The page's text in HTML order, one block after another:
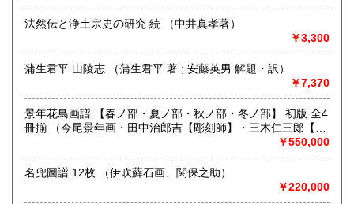
京都線河原町駅
定休日：日曜日
メール、お電話など、お気軽にお問い合わせください。
本棚全体やだいたいの量、主な本など、スマホ等での画像が
ございましたらメールで送って頂けますと非常にわかりやす
いです。
法然伝と浄土宗史の研究 続 （中井真孝著）
￥3,300
蒲生君平 山陵志 （蒲生君平 著 ; 安藤英男 解題・訳）
￥7,370
景年花鳥画譜 【春ノ部・夏ノ部・秋ノ部・冬ノ部】 初版 全4
冊揃 （今尾景年画・田中治郎吉【彫刻師】・三木仁三郎【摺
￥550,000
名兜圖譜 12枚 （伊吹蘚石画、関保之助）
￥220,000